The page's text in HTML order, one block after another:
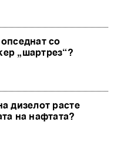
со
„шартрез“?
дизелот расте
на нафтата?